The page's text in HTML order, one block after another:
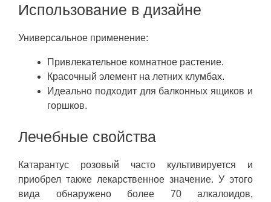
Использование в дизайне
Универсальное применение:
Привлекательное комнатное растение.
Красочный элемент на летних клумбах.
Идеально подходит для балконных ящиков и
горшков.
Лечебные свойства
Катарантус розовый часто культивируется и
приобрел также лекарственное значение. У этого
вида обнаружено более 70 алкалоидов,